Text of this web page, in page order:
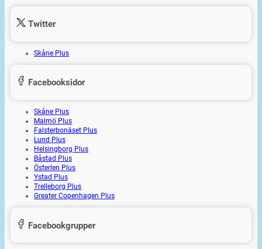
Twitter
Skåne Plus
Facebooksidor
Skåne Plus
Malmö Plus
Falsterbonäset Plus
Lund Plus
Helsingborg Plus
Båstad Plus
Österlen Plus
Ystad Plus
Trelleborg Plus
Greater Copenhagen Plus
Facebookgrupper